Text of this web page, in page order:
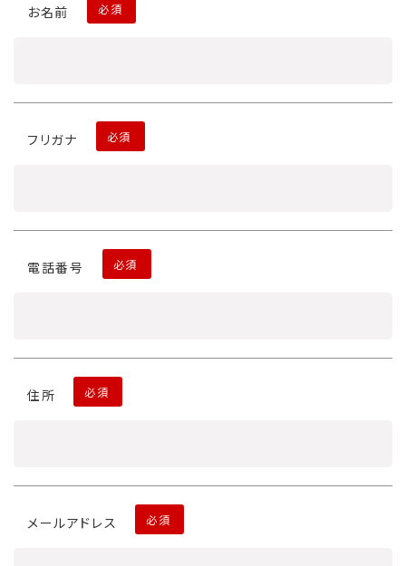
お名前 必須
フリガナ 必須
電話番号 必須
住所 必須
メールアドレス 必須